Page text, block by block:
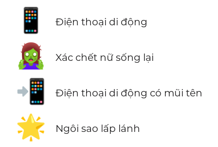
📱 Điện thoại di động
🧟‍♀️ Xác chết nữ sống lại
📲 Điện thoại di động có mũi tên
🌟 Ngôi sao lấp lánh